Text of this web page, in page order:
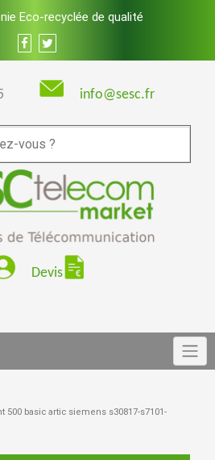
Eco-recyclée de qualité
95 info@sesc.fr
Devis
500 basic artic siemens s30817-s7101-